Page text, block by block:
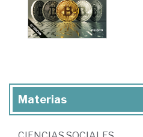
Materias